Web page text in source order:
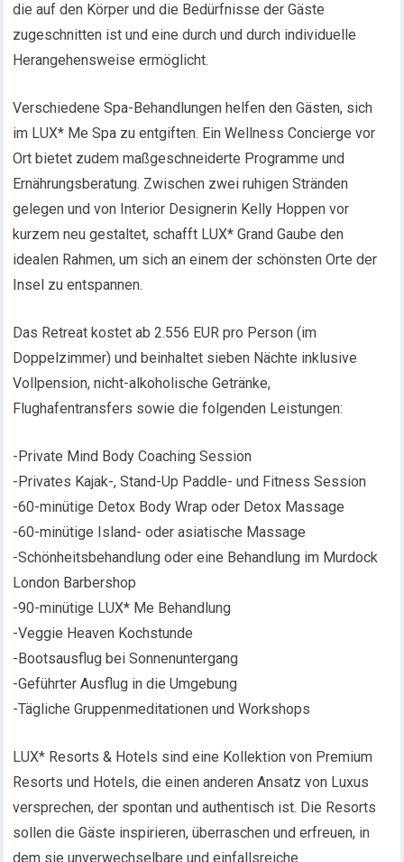
die auf den Körper und die Bedürfnisse der Gäste
zugeschnitten ist und eine durch und durch individuelle
Herangehensweise ermöglicht.
Verschiedene Spa-Behandlungen helfen den Gästen, sich
im LUX* Me Spa zu entgiften. Ein Wellness Concierge vor
Ort bietet zudem maßgeschneiderte Programme und
Ernährungsberatung. Zwischen zwei ruhigen Stränden
gelegen und von Interior Designerin Kelly Hoppen vor
kurzem neu gestaltet, schafft LUX* Grand Gaube den
idealen Rahmen, um sich an einem der schönsten Orte der
Insel zu entspannen.
Das Retreat kostet ab 2.556 EUR pro Person (im
Doppelzimmer) und beinhaltet sieben Nächte inklusive
Vollpension, nicht-alkoholische Getränke,
Flughafentransfers sowie die folgenden Leistungen:
-Private Mind Body Coaching Session
-Privates Kajak-, Stand-Up Paddle- und Fitness Session
-60-minütige Detox Body Wrap oder Detox Massage
-60-minütige Island- oder asiatische Massage
-Schönheitsbehandlung oder eine Behandlung im Murdock
London Barbershop
-90-minütige LUX* Me Behandlung
-Veggie Heaven Kochstunde
-Bootsausflug bei Sonnenuntergang
-Geführter Ausflug in die Umgebung
-Tägliche Gruppenmeditationen und Workshops
LUX* Resorts & Hotels sind eine Kollektion von Premium
Resorts und Hotels, die einen anderen Ansatz von Luxus
versprechen, der spontan und authentisch ist. Die Resorts
sollen die Gäste inspirieren, überraschen und erfreuen, in
dem sie unverwechselbare und einfallsreiche